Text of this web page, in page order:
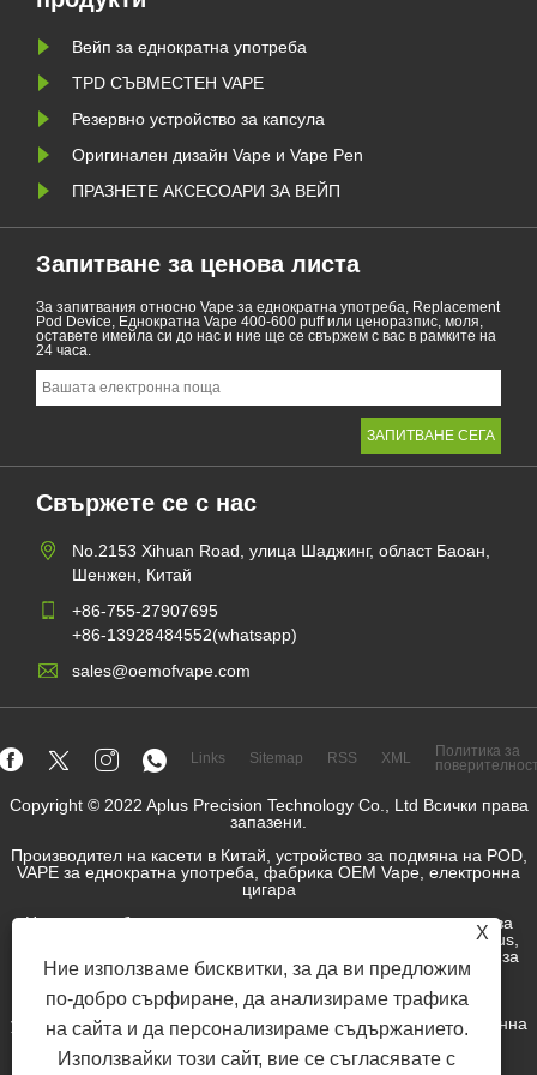
X
Ние използваме бисквитки, за да ви предложим
по-добро сърфиране, да анализираме трафика
на сайта и да персонализираме съдържанието.
Използвайки този сайт, вие се съгласявате с
Вейп за еднократна употреба
TPD СЪВМЕСТЕН ​​VAPE
Резервно устройство за капсула
Оригинален дизайн Vape и Vape Pen
ПРАЗНЕТЕ АКСЕСОАРИ ЗА ВЕЙП
Запитване за ценова листа
За запитвания относно Vape за еднократна употреба, Replacement
Pod Device, Еднократна Vape 400-600 puff или ценоразпис, моля,
оставете имейла си до нас и ние ще се свържем с вас в рамките на
24 часа.
Свържете се с нас
No.2153 Xihuan Road, улица Шаджинг, област Баоан,
Шенжен, Китай
+86-755-27907695
+86-13928484552(whatsapp)
sales@oemofvape.com
Links Sitemap RSS XML
Политика за
Copyright © 2022 Aplus Precision Technology Co., Ltd Всички права
запазени.
Производител на касети в Китай, устройство за подмяна на POD,
VAPE за еднократна употреба, фабрика OEM Vape, електронна
цигара
Никотин торбичка търговец на едро, доставчик на никотинова
торбичка, фабрика за чанта OEM Nicotine, фабрика OEM Snus,
никотинова торбичка, предварително напълнено устройство за
шушулки,
Попълнено POD устройство, Pod System, затворено POD
устройство, отворен комплект POD, E-Liquid, E-Juice, Електронна
производител на течност за цигари, доставчик на SNUS.